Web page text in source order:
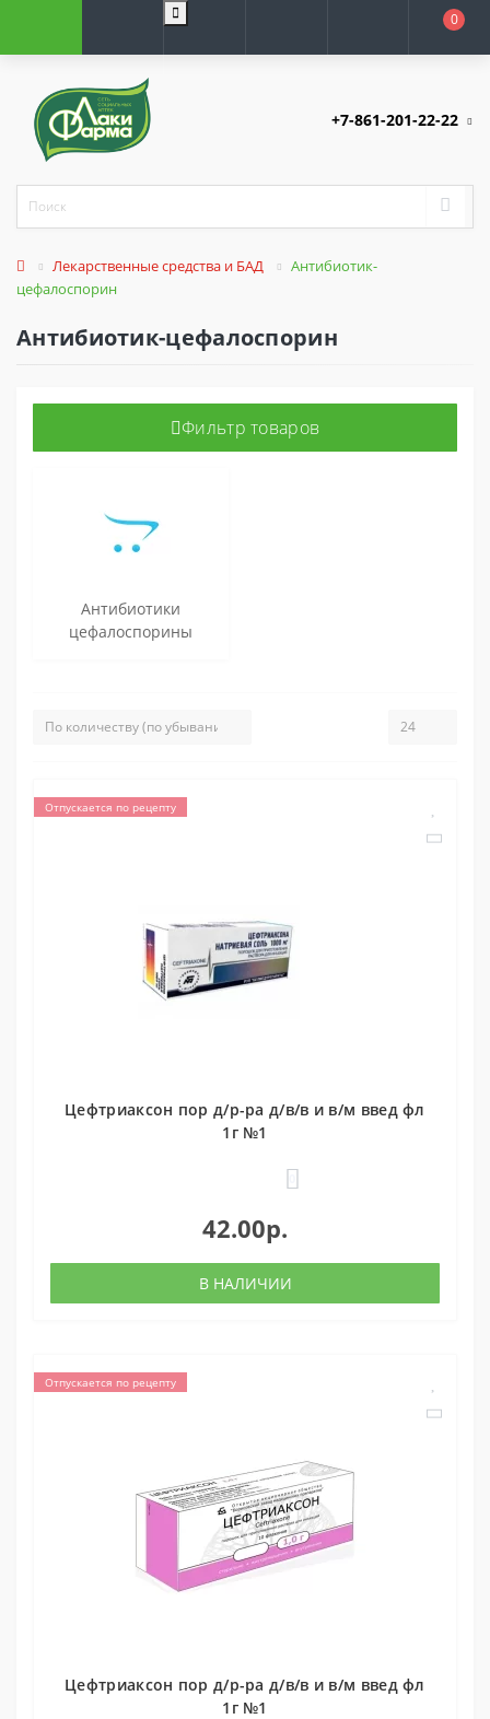
0
+7-861-201-22-22
Лекарственные средства и БАД
Антибиотик-
цефалоспорин
Антибиотик-цефалоспорин
Фильтр товаров
Антибиотики
цефалоспорины
Отпускается по рецепту
Цефтриаксон пор д/р-ра д/в/в и в/м введ фл
1г №1
42.00р.
В НАЛИЧИИ
Отпускается по рецепту
Цефтриаксон пор д/р-ра д/в/в и в/м введ фл
1г №1